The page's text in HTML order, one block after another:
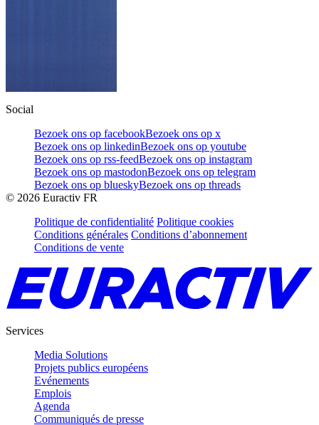
Social
Bezoek ons op facebookBezoek ons op x
Bezoek ons op linkedinBezoek ons op youtube
Bezoek ons op rss-feedBezoek ons op instagram
Bezoek ons op mastodonBezoek ons op telegram
Bezoek ons op blueskyBezoek ons op threads
© 2026 Euractiv FR
Politique de confidentialité Politique cookies
Conditions générales Conditions d’abonnement
Conditions de vente
Services
Media Solutions
Projets publics européens
Evénements
Emplois
Agenda
Communiqués de presse